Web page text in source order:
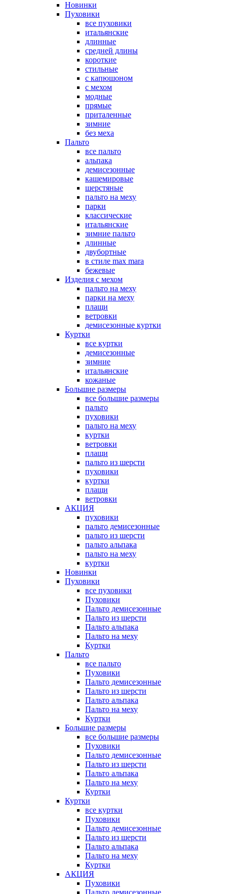
Новинки
Пуховики
все пуховики
итальянские
длинные
средней длины
короткие
стильные
с капюшоном
с мехом
модные
прямые
приталенные
зимние
без меха
Пальто
все пальто
альпака
демисезонные
кашемировые
шерстяные
пальто на меху
парки
классические
итальянские
зимние пальто
длинные
двубортные
в стиле max mara
бежевые
Изделия с мехом
пальто на меху
парки на меху
плащи
ветровки
демисезонные куртки
Куртки
все куртки
демисезонные
зимние
итальянские
кожаные
Большие размеры
все большие размеры
пальто
пуховики
пальто на меху
куртки
ветровки
плащи
пальто из шерсти
пуховики
куртки
плащи
ветровки
АКЦИЯ
пуховики
пальто демисезонные
пальто из шерсти
пальто альпака
пальто на меху
куртки
Новинки
Пуховики
все пуховики
Пуховики
Пальто демисезонные
Пальто из шерсти
Пальто альпака
Пальто на меху
Куртки
Пальто
все пальто
Пуховики
Пальто демисезонные
Пальто из шерсти
Пальто альпака
Пальто на меху
Куртки
Большие размеры
все большие размеры
Пуховики
Пальто демисезонные
Пальто из шерсти
Пальто альпака
Пальто на меху
Куртки
Куртки
все куртки
Пуховики
Пальто демисезонные
Пальто из шерсти
Пальто альпака
Пальто на меху
Куртки
АКЦИЯ
Пуховики
Пальто демисезонные